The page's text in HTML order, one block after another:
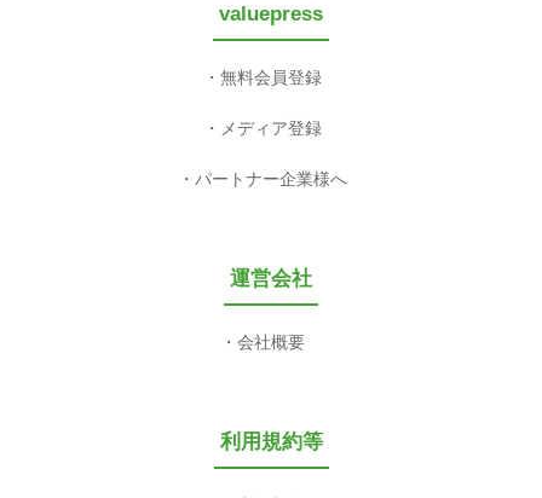
valuepress
無料会員登録
メディア登録
パートナー企業様へ
運営会社
会社概要
利用規約等